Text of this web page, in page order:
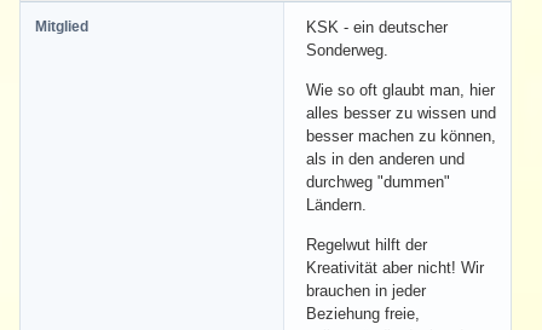
Mitglied
KSK - ein deutscher
Sonderweg.
Wie so oft glaubt man, hier
alles besser zu wissen und
besser machen zu können,
als in den anderen und
durchweg "dummen"
Ländern.
Regelwut hilft der
Kreativität aber nicht! Wir
brauchen in jeder
Beziehung freie,